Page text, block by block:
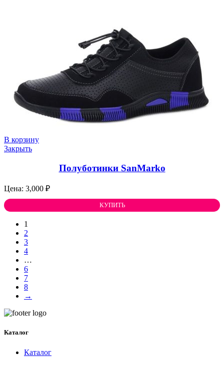
В корзину
Закрыть
Полуботинки SanMarko
3,000 ₽
КУПИТЬ
1
2
3
4
…
6
7
8
→
Каталог
Каталог